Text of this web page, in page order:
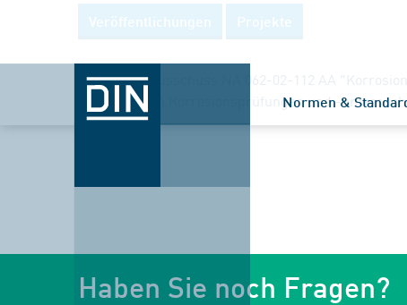
Normen &
Veröffentlichungen Projekte
Der Arbeitsausschuss NA 062-02-112 AA
Verfahren von Korrosionsprüfungen und -
Haben Sie noch Fragen?